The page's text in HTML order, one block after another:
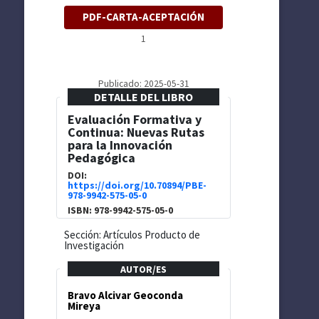
PDF-CARTA-ACEPTACIÓN
1
Publicado: 2025-05-31
DETALLE DEL LIBRO
Evaluación Formativa y
Continua: Nuevas Rutas
para la Innovación
Pedagógica
DOI:
https://doi.org/10.70894/PBE-
978-9942-575-05-0
ISBN: 978-9942-575-05-0
Sección: Artículos Producto de
Investigación
AUTOR/ES
Bravo Alcivar Geoconda
Mireya